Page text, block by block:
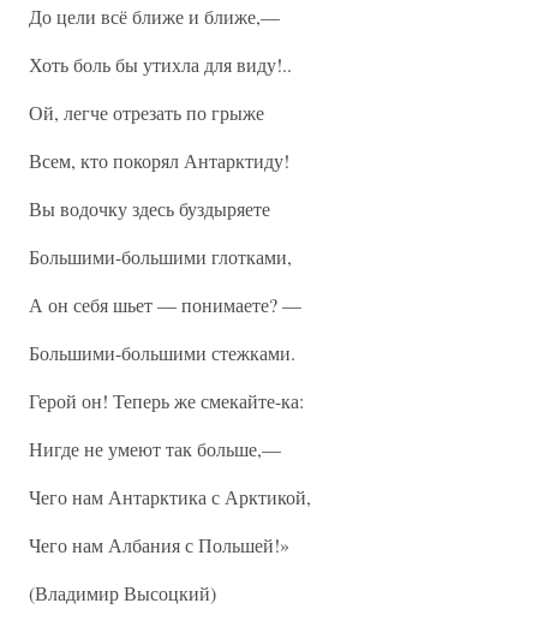
До цели всё ближе и ближе,—
Хоть боль бы утихла для виду!..
Ой, легче отрезать по грыже
Всем, кто покорял Антарктиду!
Вы водочку здесь буздыряете
Большими-большими глотками,
А он себя шьет — понимаете? —
Большими-большими стежками.
Герой он! Теперь же смекайте-ка:
Нигде не умеют так больше,—
Чего нам Антарктика с Арктикой,
Чего нам Албания с Польшей!»
(Владимир Высоцкий)